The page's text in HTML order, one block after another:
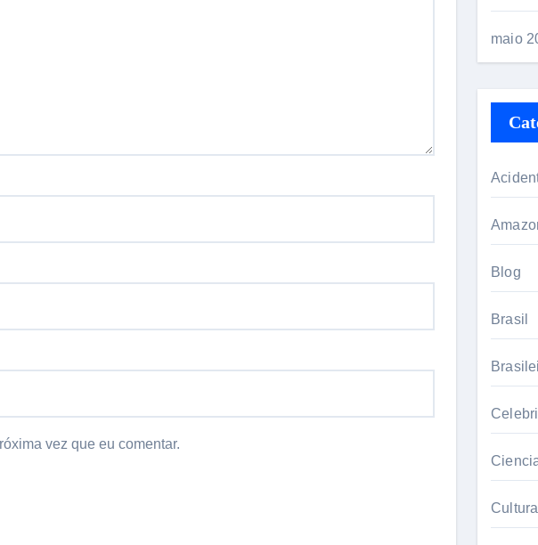
vez que eu comentar.
maio
Blog
Brasil
Cultura